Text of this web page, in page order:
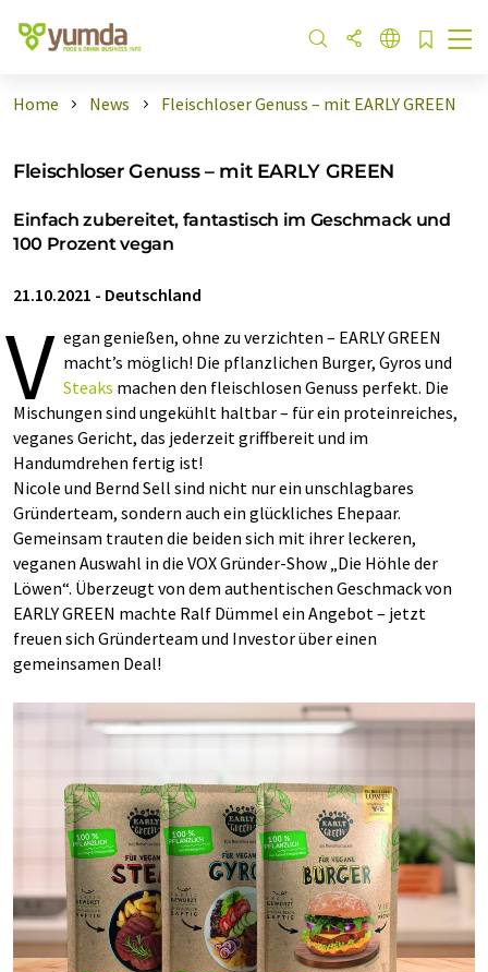
Home News Fleischloser Genuss – mit EARLY GREEN
Fleischloser Genuss – mit EARLY GREEN
Einfach zubereitet, fantastisch im Geschmack und
100 Prozent vegan
21.10.2021 - Deutschland
V egan genießen, ohne zu verzichten – EARLY GREEN
macht’s möglich! Die pflanzlichen Burger, Gyros und
Steaks machen den fleischlosen Genuss perfekt. Die
Mischungen sind ungekühlt haltbar – für ein proteinreiches,
veganes Gericht, das jederzeit griffbereit und im
Handumdrehen fertig ist!
Nicole und Bernd Sell sind nicht nur ein unschlagbares
Gründerteam, sondern auch ein glückliches Ehepaar.
Gemeinsam trauten die beiden sich mit ihrer leckeren,
veganen Auswahl in die VOX Gründer-Show „Die Höhle der
Löwen“. Überzeugt von dem authentischen Geschmack von
EARLY GREEN machte Ralf Dümmel ein Angebot – jetzt
freuen sich Gründerteam und Investor über einen
gemeinsamen Deal!